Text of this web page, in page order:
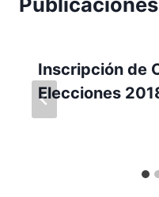
Inscripción de
Elecciones